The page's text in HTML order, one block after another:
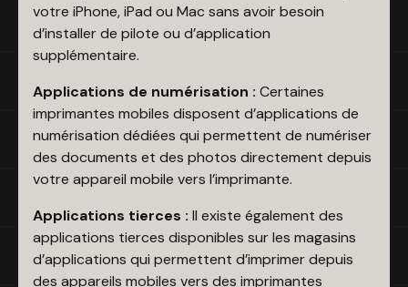
votre iPhone, iPad ou Mac sans avoir besoin
d’installer de pilote ou d’application
supplémentaire.
Applications de numérisation : Certaines
imprimantes mobiles disposent d’applications de
numérisation dédiées qui permettent de numériser
des documents et des photos directement depuis
votre appareil mobile vers l’imprimante.
Applications tierces : Il existe également des
applications tierces disponibles sur les magasins
d’applications qui permettent d’imprimer depuis
des appareils mobiles vers des imprimantes